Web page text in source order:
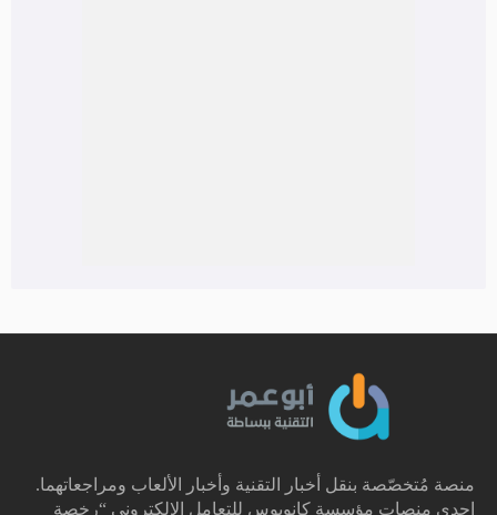
منصة مُتخصّصة بنقل أخبار التقنية وأخبار الألعاب ومراجعاتهما.
إحدى منصات مؤسسة كانوبوس للتعامل الالكتروني “رخصة